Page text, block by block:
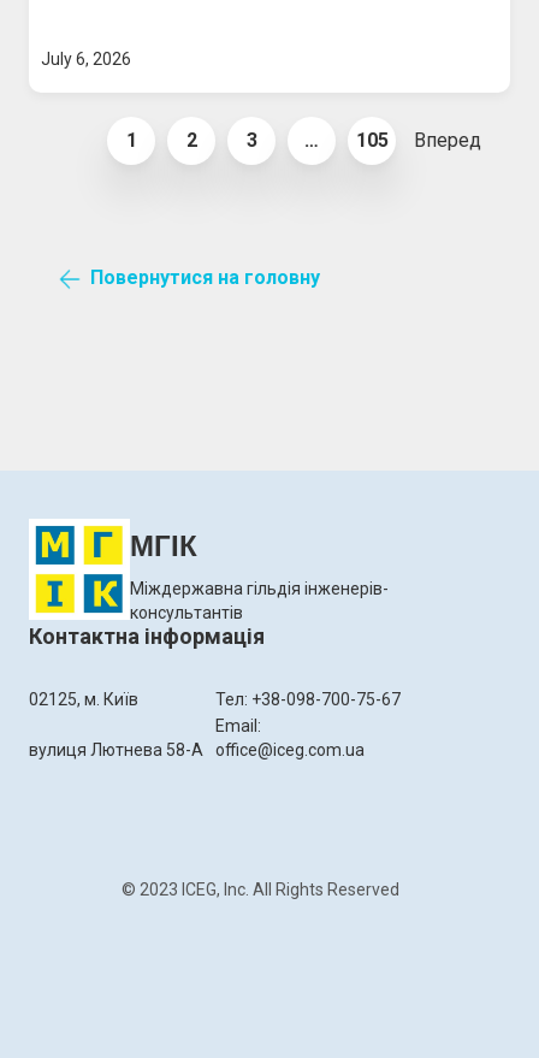
July 6, 2026
1 2 3 … 105 Вперед
Повернутися на головну
МГІК
Міждержавна гільдія інженерів-
консультантів
Контактна інформація
02125, м. Київ
вулиця Лютнева 58-А
Тел: +38-098-700-75-67
Email:
office@iceg.com.ua
© 2023 ICEG, Inc. All Rights Reserved